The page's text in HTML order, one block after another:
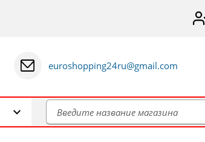
euroshopping24ru@gmail.com